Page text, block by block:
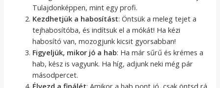
Tulajdonképpen, mint egy profi.
Kezdhetjük a habosítást: Öntsük a meleg tejet a
tejhabosítóba, és indítsuk el a mókát! Ha kézi
habosító van, mozogjunk kicsit gyorsabban!
Figyeljük, mikor jó a hab: Ha már sűrű és krémes a
hab, kész is vagyunk. Ha híg, adjunk neki még pár
másodpercet.
Élvezd a finálét: Amikor a hab pont jó, csak öntsd rá